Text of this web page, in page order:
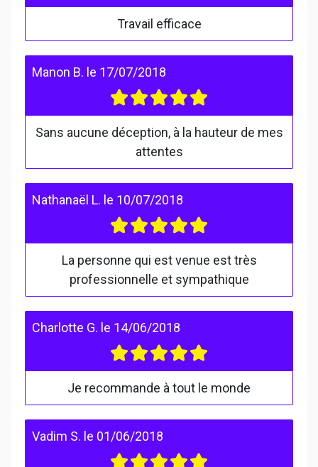
Travail efficace
Manon B. le 17/07/2018
Sans aucune déception, à la hauteur de mes
attentes
Nathanaël L. le 10/07/2018
La personne qui est venue est très
professionnelle et sympathique
Charlotte G. le 14/06/2018
Je recommande à tout le monde
Vadim S. le 01/06/2018